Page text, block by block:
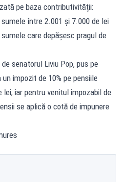
pe baza contributivității:
între 2.001 și 7.000 de lei
care depășesc pragul de
senatorul Liviu Pop, pus pe
impozit de 10% pe pensiile
lei, iar pentru venitul impozabil de
se aplică o cotă de impunere